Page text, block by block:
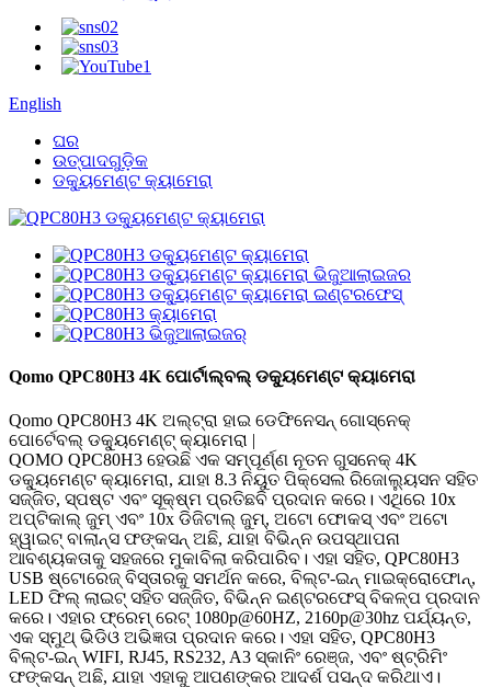
English
ଘର
ଉତ୍ପାଦଗୁଡ଼ିକ
ଡକ୍ୟୁମେଣ୍ଟ କ୍ୟାମେରା
Qomo QPC80H3 4K ପୋର୍ଟାଲ୍‌ବଲ୍ ଡକ୍ୟୁମେଣ୍ଟ କ୍ୟାମେରା
Qomo QPC80H3 4K ଅଲ୍ଟ୍ରା ହାଇ ଡେଫିନେସନ୍ ଗୋସ୍ନେକ୍
ପୋର୍ଟେବଲ୍ ଡକ୍ୟୁମେଣ୍ଟ୍ କ୍ୟାମେରା |
QOMO QPC80H3 ହେଉଛି ଏକ ସମ୍ପୂର୍ଣ୍ଣ ନୂତନ ଗୁସନେକ୍ 4K
ଡକ୍ୟୁମେଣ୍ଟ କ୍ୟାମେରା, ଯାହା 8.3 ନିୟୁତ ପିକ୍ସେଲ ରିଜୋଲ୍ୟୁସନ ସହିତ
ସଜ୍ଜିତ, ସ୍ପଷ୍ଟ ଏବଂ ସୂକ୍ଷ୍ମ ପ୍ରତିଛବି ପ୍ରଦାନ କରେ। ଏଥିରେ 10x
ଅପ୍ଟିକାଲ୍ ଜୁମ୍ ଏବଂ 10x ଡିଜିଟାଲ୍ ଜୁମ୍, ଅଟୋ ଫୋକସ୍ ଏବଂ ଅଟୋ
ହ୍ୱାଇଟ୍ ବାଲାନ୍ସ ଫଙ୍କସନ୍ ଅଛି, ଯାହା ବିଭିନ୍ନ ଉପସ୍ଥାପନା
ଆବଶ୍ୟକତାକୁ ସହଜରେ ମୁକାବିଲା କରିପାରିବ। ଏହା ସହିତ, QPC80H3
USB ଷ୍ଟୋରେଜ୍ ବିସ୍ତାରକୁ ସମର୍ଥନ କରେ, ବିଲ୍ଟ-ଇନ୍ ମାଇକ୍ରୋଫୋନ୍,
LED ଫିଲ୍ ଲାଇଟ୍ ସହିତ ସଜ୍ଜିତ, ବିଭିନ୍ନ ଇଣ୍ଟରଫେସ୍ ବିକଳ୍ପ ପ୍ରଦାନ
କରେ। ଏହାର ଫ୍ରେମ୍ ରେଟ୍ 1080p@60HZ, 2160p@30hz ପର୍ଯ୍ୟନ୍ତ,
ଏକ ସ୍ମୁଥ୍ ଭିଡିଓ ଅଭିଜ୍ଞତା ପ୍ରଦାନ କରେ। ଏହା ସହିତ, QPC80H3
ବିଲ୍ଟ-ଇନ୍ WIFI, RJ45, RS232, A3 ସ୍କାନିଂ ରେଞ୍ଜ, ଏବଂ ଷ୍ଟ୍ରିମିଂ
ଫଙ୍କସନ୍ ଅଛି, ଯାହା ଏହାକୁ ଆପଣଙ୍କର ଆଦର୍ଶ ପସନ୍ଦ କରିଥାଏ।